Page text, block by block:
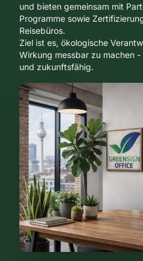
und bieten gemeinsam mit
Programme sowie
Reisebüros.
Ziel ist es, ökologische
Wirkung messbar zu machen
und zukunftsfähig.